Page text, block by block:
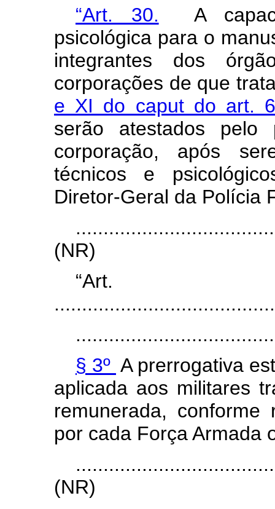
“Art. 30. A
psicológica para o
integrantes dos
corporações de que
e XI do caput do art.
serão atestados pelo
corporação, após
técnicos e
Diretor-Geral da Polícia
(NR)
§ 3º A prerrogativa
aplicada aos militares
remunerada,
por cada Força Armada
(NR)